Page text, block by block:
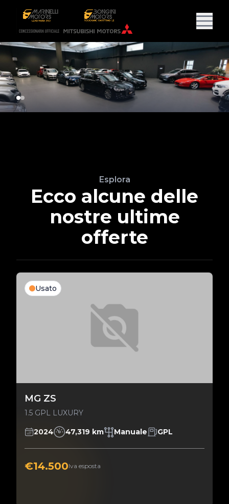
Esplora
Ecco alcune delle
nostre ultime
offerte
Usato
MG ZS
1.5 GPL LUXURY
2024 47,319 km Manuale GPL
€14.500Iva esposta